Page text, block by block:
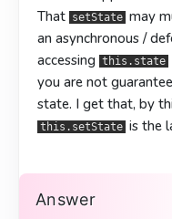
That setState may
an asynchronous /
accessing this.state
you are not
state. I get that, by
this.setState is the
Answer